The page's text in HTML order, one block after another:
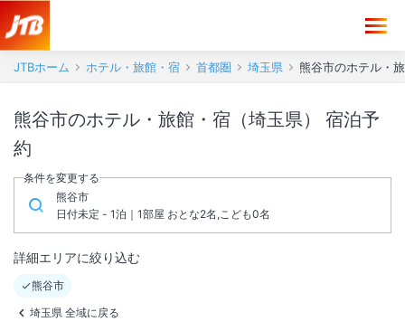
JTBホーム ホテル・旅館・宿 首都圏 埼玉県 熊谷市のホテル・
熊谷市のホテル・旅館・宿（埼玉県） 宿泊予
約
条件を変更する
熊谷市
日付未定 - 1泊｜1部屋 おとな2名,こども0名
詳細エリアに絞り込む
熊谷市
埼玉県 全域に戻る